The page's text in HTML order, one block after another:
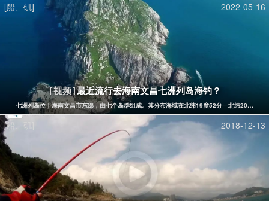
[船、矶] 2022-05-16
[视频]最近流行去海南文昌七洲列岛海钓？
七洲列岛位于海南文昌市东部，由七个岛群组成。其分布海域在北纬19度52分—北纬20度，
[船、矶] 2018-12-13